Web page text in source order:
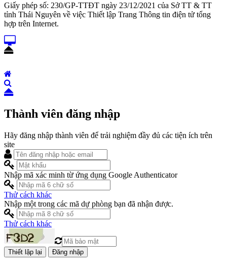
Giấy phép số: 230/GP-TTĐT ngày 23/12/2021 của Sở TT & TT
tỉnh Thái Nguyên về việc Thiết lập Trang Thông tin điện tử tổng
hợp trên Internet.
Thành viên đăng nhập
Hãy đăng nhập thành viên để trải nghiệm đầy đủ các tiện ích trên
site
Nhập mã xác minh từ ứng dụng Google Authenticator
Thử cách khác
Nhập một trong các mã dự phòng bạn đã nhận được.
Thử cách khác
Đăng nhập